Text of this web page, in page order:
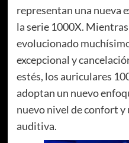
representan una nueva
la serie 1000X.
evolucionado
excepcional y
estés, los auriculares
adoptan un nuevo
nuevo nivel de confort
auditiva.